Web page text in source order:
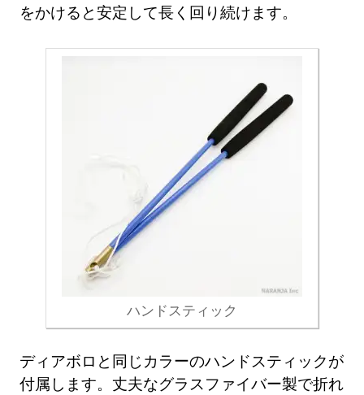
をかけると安定して長く回り続けます。
ハンドスティック
ディアボロと同じカラーのハンドスティックが
付属します。丈夫なグラスファイバー製で折れ